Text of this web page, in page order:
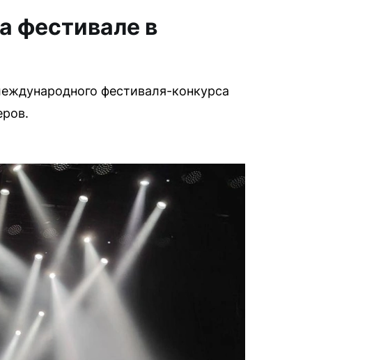
фестивале в
фестиваля-конкурса